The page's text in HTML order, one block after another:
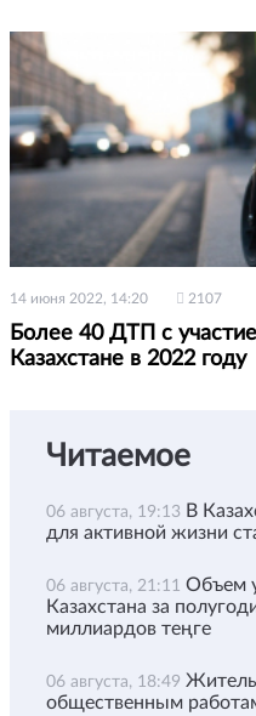
14 июня 2022, 14:20 2107
Более 40 ДТП с
Казахстане в 2022 году
Читаемое
06 августа, 19:13 В
для активной жизни
06 августа, 21:11 Объем
Казахстана за
миллиардов теңге
06 августа, 18:49
общественным